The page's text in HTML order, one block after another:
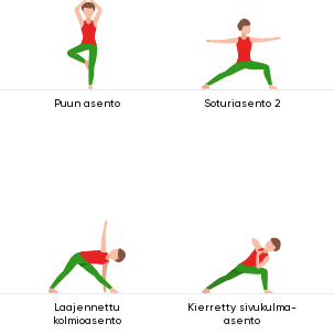
Puun asento Soturiasento 2
Laajennettu
kolmioasento
Kierretty sivukulma-
asento